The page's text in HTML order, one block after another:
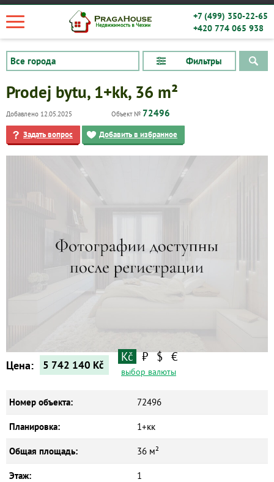
+7 (499) 350-22-65
+420 774 065 938
Фильтры
Prodej bytu, 1+kk, 36 m²
Добавлено 12.05.2025 Объект № 72496
Задать вопрос Добавить в избранное
Цена: 5 742 140 Kč
Kč ₽ $ €
выбор валюты
Номер объекта: 72496
Планировка: 1+кк
Общая площадь: 36 м²
Этаж: 1